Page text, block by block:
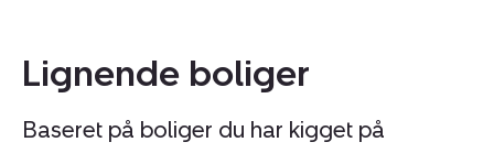
Lignende boliger
Baseret på boliger du har kigget på